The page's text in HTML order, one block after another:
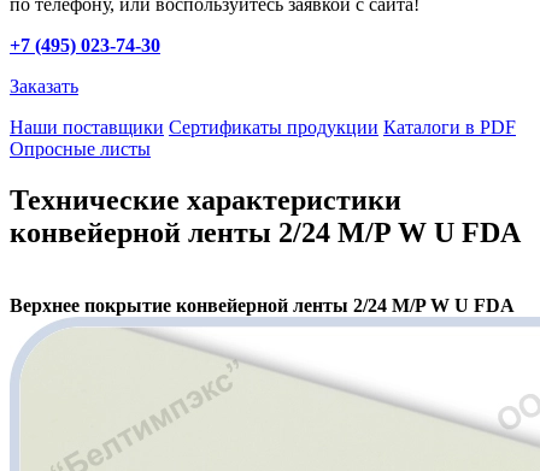
+7 (495) 023-74-30
Заказать
Наши поставщики Сертификаты продукции Каталоги в PDF
Опросные листы
Технические характеристики
конвейерной ленты 2/24 M/P W U FDA
Верхнее покрытие конвейерной ленты 2/24 M/P W U FDA